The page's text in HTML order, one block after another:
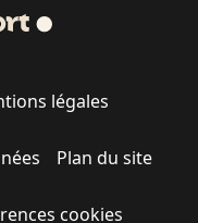
légales
Plan du site
cookies